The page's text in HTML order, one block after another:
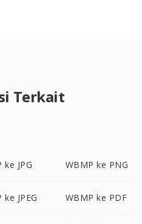
Terkait
ke JPG WBMP ke PNG
ke JPEG WBMP ke PDF